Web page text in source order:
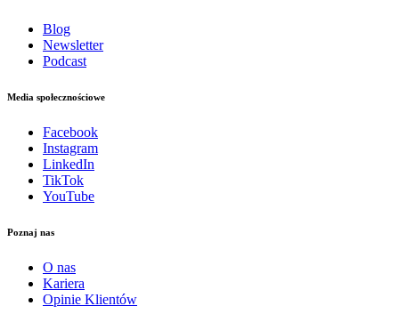
Blog
Newsletter
Podcast
Media społecznościowe
Facebook
Instagram
LinkedIn
TikTok
YouTube
Poznaj nas
O nas
Kariera
Opinie Klientów